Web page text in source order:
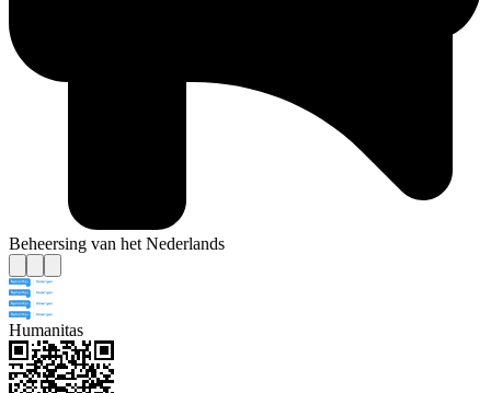
Beheersing van het Nederlands
Humanitas